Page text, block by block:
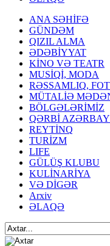
ANA SƏHİFƏ
GÜNDƏM
QIZIL ALMA
ƏDƏBİYYAT
KİNO VƏ TEATR
MUSİQİ, MODA
RƏSSAMLIQ,
MÜTALİƏ
BÖLGƏLƏRİMİZ
QƏRBİ
REYTİNQ
TURİZM
LIFE
GÜLÜŞ KLUBU
KULİNARİYA
VƏ DİGƏR
Arxiv
ƏLAQƏ